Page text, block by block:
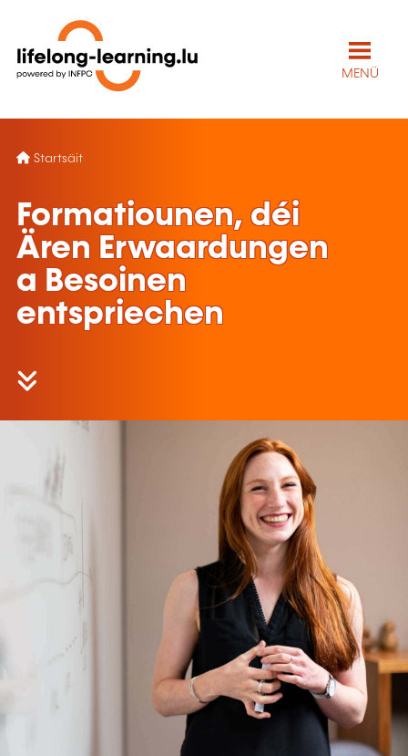
MENÜ
Startsäit
Formatiounen, déi
Ären Erwaardungen
a Besoinen
entspriechen